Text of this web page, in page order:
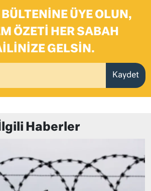
ÜYE OLUN,
ÖZETI HER SABAH
GELSIN.
Kaydet
İlgili Haberler